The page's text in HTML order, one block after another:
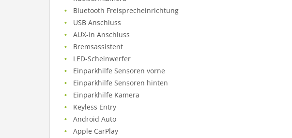
Bluetooth Freisprecheinrichtung
USB Anschluss
AUX-In Anschluss
Bremsassistent
LED-Scheinwerfer
Einparkhilfe Sensoren vorne
Einparkhilfe Sensoren hinten
Einparkhilfe Kamera
Keyless Entry
Android Auto
Apple CarPlay